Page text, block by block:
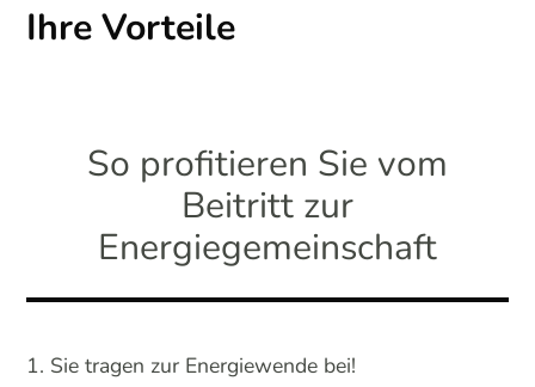
Ihre Vorteile
So profitieren Sie vom
Beitritt zur
Energiegemeinschaft
Sie tragen zur Energiewende bei!